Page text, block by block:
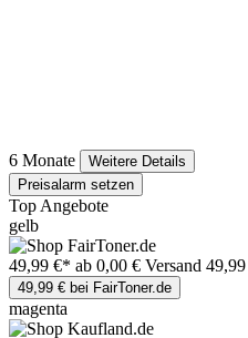
6 Monate
Weitere Details
Preisalarm setzen
Top Angebote
gelb
49,99 €* ab 0,00 € Versand
49,99 € bei FairToner.de
magenta